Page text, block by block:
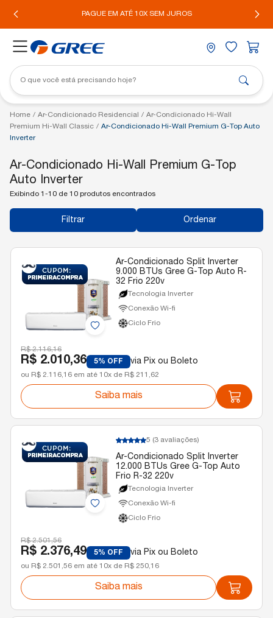
PAGUE EM ATÉ 10X SEM JUROS
Home / Ar-Condicionado Residencial / Ar-Condicionado Hi-Wall
Premium Hi-Wall Classic / Ar-Condicionado Hi-Wall Premium G-Top Auto
Inverter
Ar-Condicionado Hi-Wall Premium G-Top
Auto Inverter
Exibindo 1-10 de 10 produtos encontrados
Filtrar Ordenar
Ar-Condicionado Split Inverter
9.000 BTUs Gree G-Top Auto R-
32 Frio 220v
Tecnologia Inverter
Conexão Wi-fi
Ciclo Frio
R$ 2.116,16
R$ 2.010,36 5% OFF via Pix ou Boleto
ou R$ 2.116,16 em até 10x de R$ 211,62
Saiba mais
5 (3 avaliações)
Ar-Condicionado Split Inverter
12.000 BTUs Gree G-Top Auto
Frio R-32 220v
Tecnologia Inverter
Conexão Wi-fi
Ciclo Frio
R$ 2.501,56
R$ 2.376,49 5% OFF via Pix ou Boleto
ou R$ 2.501,56 em até 10x de R$ 250,16
Saiba mais